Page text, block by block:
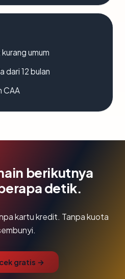
umum
dari 12 bulan
CAA
berikutnya
detik.
kartu kredit. Tanpa kuota
gratis →